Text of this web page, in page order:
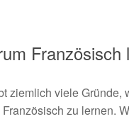
Französisch
ziemlich viele Gründe,
zu lernen.